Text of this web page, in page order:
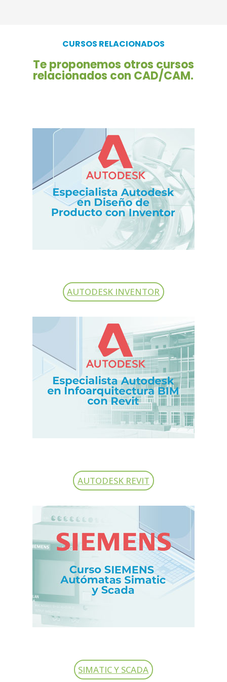
CURSOS RELACIONADOS
Te proponemos otros cursos
relacionados con CAD/CAM.
AUTODESK INVENTOR
AUTODESK REVIT
SIMATIC Y SCADA